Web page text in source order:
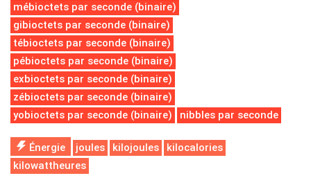
mébioctets par seconde (binaire)
gibioctets par seconde (binaire)
tébioctets par seconde (binaire)
pébioctets par seconde (binaire)
exbioctets par seconde (binaire)
zébioctets par seconde (binaire)
yobioctets par seconde (binaire)
nibbles par seconde
Énergie joules kilojoules
kilocalories
kilowattheures